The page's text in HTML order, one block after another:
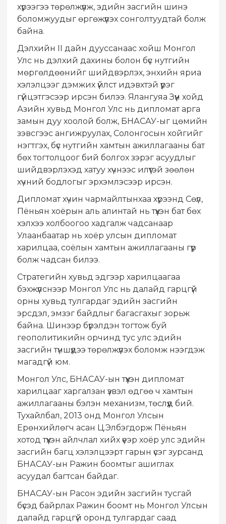
хүрээгээ төрөлжүүлж, эдийн засгийн шинэ
боломжуудыг өргөжүүлэх сонголтуудтай болж
байна.
Дэлхийн II дайн дууссанаас хойш Монгол
Улс нь дэлхий дахины болон бүс нутгийн
мөргөлдөөнийг шийдвэрлэх, энхийн яриа
хэлэлцээг дэмжих үйлст идэвхтэй үүрэг
гүйцэтгэсээр ирсэн билээ. Ялангуяа Зүүн хойд
Азийн хувьд Монгол Улс нь дипломат арга
замын дуу хоолой болж, БНАСАУ-ыг цөмийн
зэвсгээс ангижруулах, Солонгосын хойгийг
нэгтгэх, бүс нутгийн хамтын ажиллагааны бат
бөх тогтолцоог бий болгох зэрэг асуудлыг
шийдвэрлэхэд хатуу хүчнээс илүүтэй зөөлөн
хүчний бодлогыг эрхэмлэсээр ирсэн.
Дипломат хүчин чармайлтынхаа хүрээнд Сөүл,
Пёньян хоёрын аль алинтай нь түүхэн бат бөх
хэлхээ холбоогоо хадгалж чадсанаар
Улаанбаатар нь хоёр улсын дипломат
харилцаа, соёлын хамтын ажиллагааны гүүр
болж чадсан билээ.
Стратегийн хувьд эдгээр харилцаагаа
бэхжүүлснээр Монгол Улс нь далайд гарцгүй
орны хувьд тулгардаг эдийн засгийн
эрсдэл, эмзэг байдлыг багасгахыг зорьж
байна. Шинээр бүрэлдэн тогтож буй
геополитикийн орчинд тус улс эдийн
засгийн түншүүдээ төрөлжүүлэх боломж нээгдэж
магадгүй юм.
Монгол Улс, БНАСАУ-ын түүхэн дипломат
харилцааг харгалзан үзвэл өдгөө ч хамтын
ажиллагааны бэлэн механизм, төслүүд бий.
Тухайлбал, 2013 онд Монгол Улсын
Ерөнхийлөгч асан Ц.Элбэгдорж Пёньян
хотод түүхэн айлчлал хийх үеэр хоёр улс эдийн
засгийн багц хэлэлцээрт гарын үсэг зурсанд
БНАСАУ-ын Ражин боомтыг ашиглах
асуудал багтсан байдаг.
БНАСАУ-ын Расон эдийн засгийн тусгай
бүсэд байрлах Ражин боомт нь Монгол Улсын
далайд гарцгүй оронд тулгардаг саад